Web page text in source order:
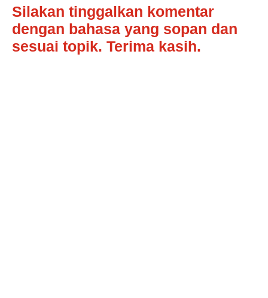
Silakan tinggalkan komentar
dengan bahasa yang sopan dan
sesuai topik. Terima kasih.